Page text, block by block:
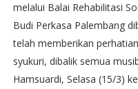
melalui Balai Rehabilitasi
Budi Perkasa Palembang
telah memberikan
syukuri, dibalik semua
Hamsuardi, Selasa (15/3)